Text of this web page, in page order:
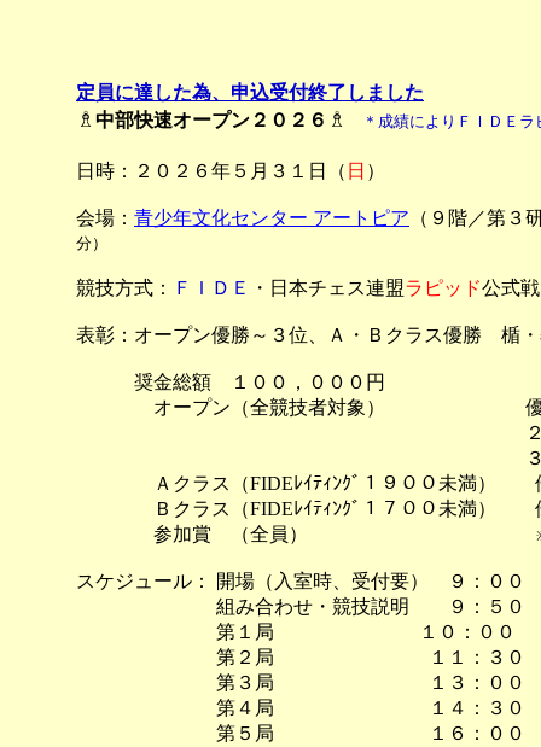
定員に達した為、申込受付終了しました
♗ 中部快速オープン２０２６ ♗ ＊成績によりＦＩＤＥラ
日時：２０２６年５月３１日（ 日 ）
会場： 青少年文化センター アートピア （９階／第３
分）
競技方式： ＦＩＤＥ ・日本チェス連盟ラピッド公式
表彰：オープン優勝～３位、Ａ・Ｂクラス優勝 楯
奨金総額 １００，０００円
オープン（全競技者対象） 優勝
２位 ２５，０
３位 １５，０
Ａクラス（FIDEﾚｲﾃｨﾝｸﾞ１９００未満）
Ｂクラス（FIDEﾚｲﾃｨﾝｸﾞ１７００未満）
参加賞 （全員）
スケジュール： 開場（入室時、受付要） ９：００
組み合わせ・競技説明 ９：５０
第１局 １０：００
第２局 １１：３０
第３局 １３：００
第４局 １４：３０
第５局 １６：００